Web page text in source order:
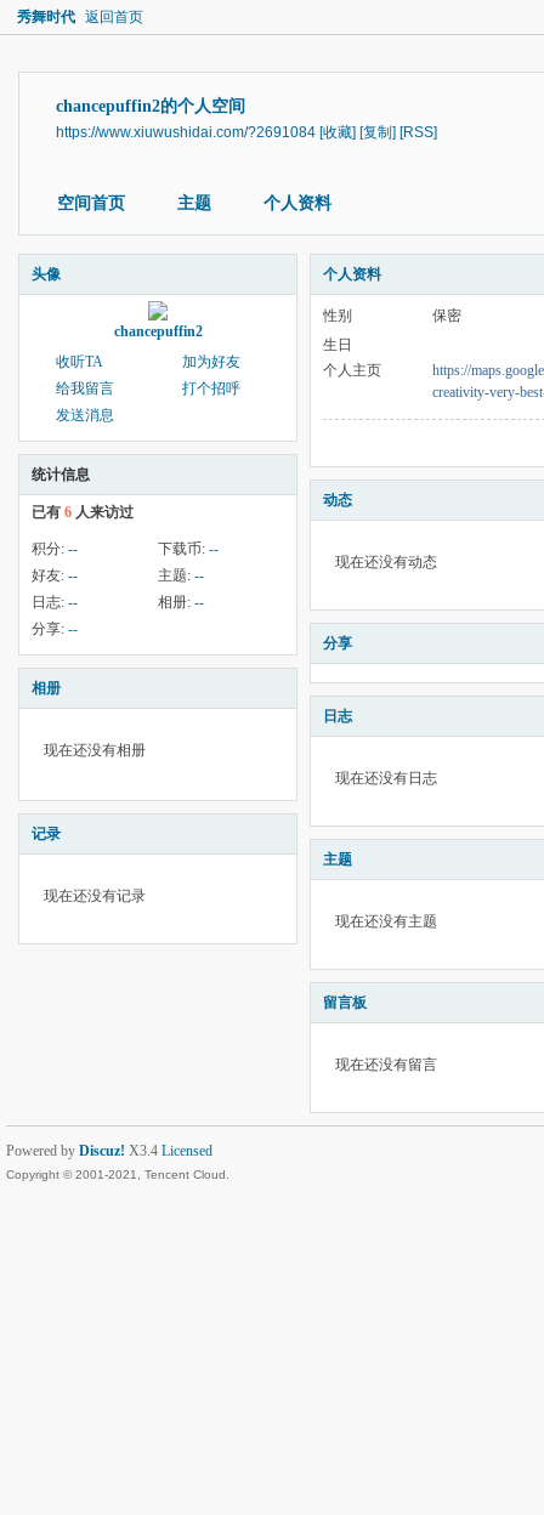
秀舞时代 返回首页
chancepuffin2的个人空间
https://www.xiuwushidai.com/?2691084 [收藏] [复制] [RSS]
空间首页 主题 个人资料
头像
chancepuffin2
收听TA
加为好友
给我留言
打个招呼
发送消息
统计信息
已有 6 人来访过
积分: -- 下载币: --
好友: -- 主题: --
日志: -- 相册: --
分享: --
相册
现在还没有相册
记录
现在还没有记录
个人资料
性别
保密
生日
个人主页
https://
creativity-very-
动态
现在还没有动态
分享
日志
现在还没有日志
主题
现在还没有主题
留言板
现在还没有留言
Powered by Discuz! X3.4 Licensed
Copyright © 2001-2021, Tencent Cloud.